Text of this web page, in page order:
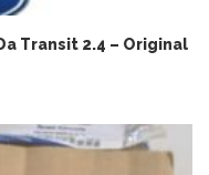
Transit 2.4 – Original